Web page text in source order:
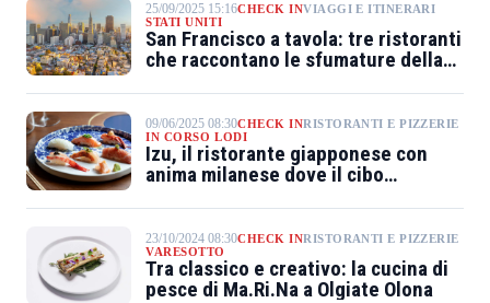
25/09/2025 15:16CHECK INVIAGGI E ITINERARI
STATI UNITI
San Francisco a tavola: tre ristoranti
che raccontano le sfumature della
09/06/2025 08:30CHECK INRISTORANTI E PIZZERIE
IN CORSO LODI
Izu, il ristorante giapponese con
anima milanese dove il cibo
23/10/2024 08:30CHECK INRISTORANTI E PIZZERIE
VARESOTTO
Tra classico e creativo: la cucina di
pesce di Ma.Ri.Na a Olgiate Olona